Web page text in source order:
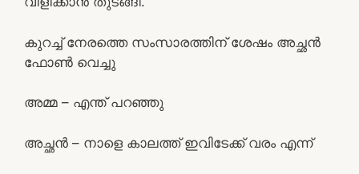
കുറച്ച് നേരത്തെ സംസാരത്തിന് ശേഷം അച്ഛൻ
ഫോൺ വെച്ചു
അമ്മ – എന്ത് പറഞ്ഞു
അച്ഛൻ – നാളെ കാലത്ത് ഇവിടേക്ക് വരം എന്ന്